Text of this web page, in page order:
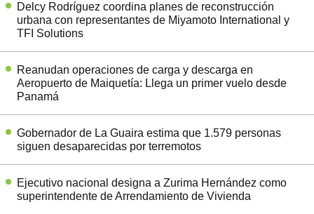
Delcy Rodríguez coordina planes de reconstrucción
urbana con representantes de Miyamoto International y
TFI Solutions
Reanudan operaciones de carga y descarga en
Aeropuerto de Maiquetía: Llega un primer vuelo desde
Panamá
Gobernador de La Guaira estima que 1.579 personas
siguen desaparecidas por terremotos
Ejecutivo nacional designa a Zurima Hernández como
superintendente de Arrendamiento de Vivienda